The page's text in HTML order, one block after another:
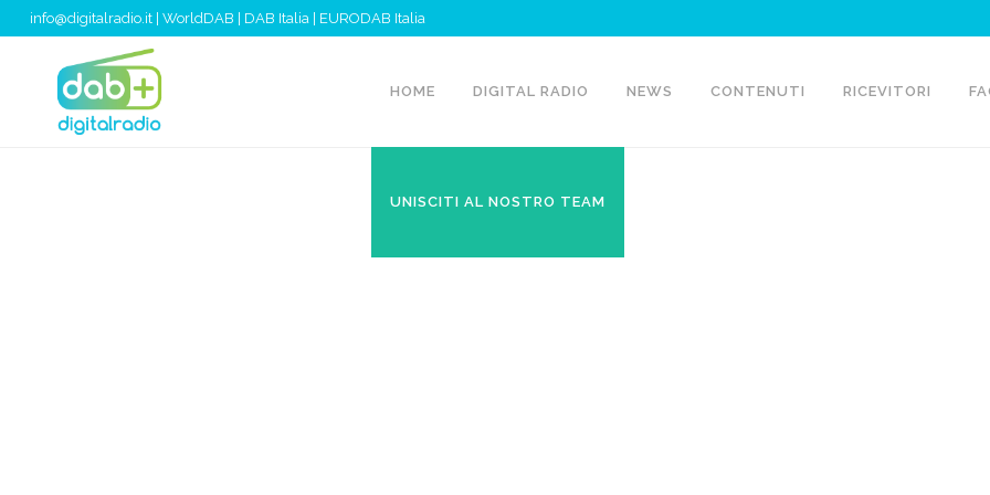
info@digitalradio.it WorldDAB DAB Italia EURODAB Italia
HOME DIGITAL RADIO NEWS CONTENUTI RICEVITORI
UNISCITI AL NOSTRO TEAM